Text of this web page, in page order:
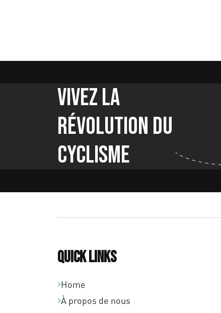
Vivez la
révolution du
cyclisme
Quick links
Home
À propos de nous